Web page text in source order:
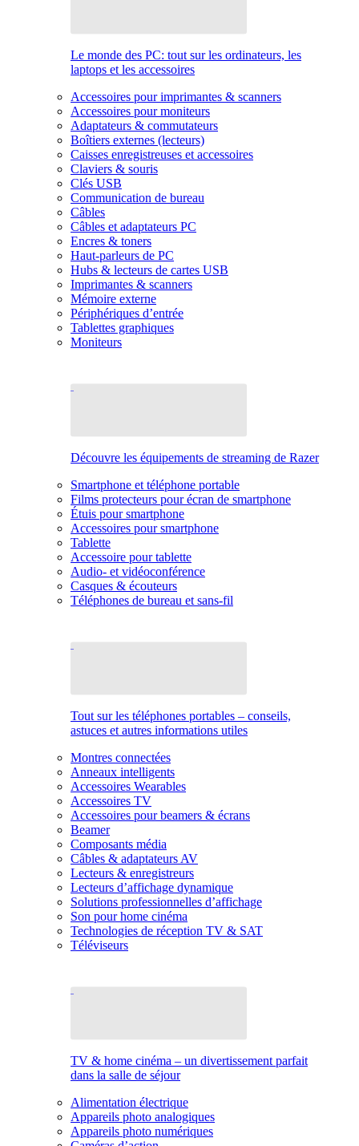
Le monde des PC: tout sur les ordinateurs, les
laptops et les accessoires
Accessoires pour imprimantes & scanners
Accessoires pour moniteurs
Adaptateurs & commutateurs
Boîtiers externes (lecteurs)
Caisses enregistreuses et accessoires
Claviers & souris
Clés USB
Communication de bureau
Câbles
Câbles et adaptateurs PC
Encres & toners
Haut-parleurs de PC
Hubs & lecteurs de cartes USB
Imprimantes & scanners
Mémoire externe
Périphériques d’entrée
Tablettes graphiques
Moniteurs
Découvre les équipements de streaming de Razer
Smartphone et téléphone portable
Films protecteurs pour écran de smartphone
Étuis pour smartphone
Accessoires pour smartphone
Tablette
Accessoire pour tablette
Audio- et vidéoconférence
Casques & écouteurs
Téléphones de bureau et sans-fil
Tout sur les téléphones portables – conseils,
astuces et autres informations utiles
Montres connectées
Anneaux intelligents
Accessoires Wearables
Accessoires TV
Accessoires pour beamers & écrans
Beamer
Composants média
Câbles & adaptateurs AV
Lecteurs & enregistreurs
Lecteurs d’affichage dynamique
Solutions professionnelles d’affichage
Son pour home cinéma
Technologies de réception TV & SAT
Téléviseurs
TV & home cinéma – un divertissement parfait
dans la salle de séjour
Alimentation électrique
Appareils photo analogiques
Appareils photo numériques